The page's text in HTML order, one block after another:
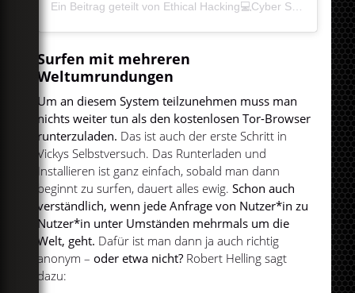
Surfen mit mehreren
Weltumrundungen
Um an diesem System teilzunehmen muss man
nichts weiter tun als den kostenlosen Tor-Browser
runterzuladen. Das ist auch der erste Schritt in
Vickys Selbstversuch. Das Runterladen und
Installieren ist ganz einfach, sobald man dann
beginnt zu surfen, dauert alles ewig. Schon auch
verständlich, wenn jede Anfrage von Nutzer*in zu
Nutzer*in unter Umständen mehrmals um die
Welt, geht. Dafür ist man dann ja auch richtig
anonym –oder etwa nicht? Robert Helling sagt
dazu: